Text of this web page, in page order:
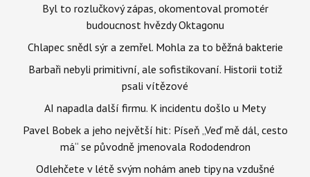
Byl to rozlučkový zápas, okomentoval promotér
budoucnost hvězdy Oktagonu
Chlapec snědl sýr a zemřel. Mohla za to běžná bakterie
Barbaři nebyli primitivní, ale sofistikovaní. Historii totiž
psali vítězové
AI napadla další firmu. K incidentu došlo u Mety
Pavel Bobek a jeho největší hit: Píseň „Veď mě dál, cesto
má“ se původně jmenovala Rododendron
Odlehčete v létě svým nohám aneb tipy na vzdušné